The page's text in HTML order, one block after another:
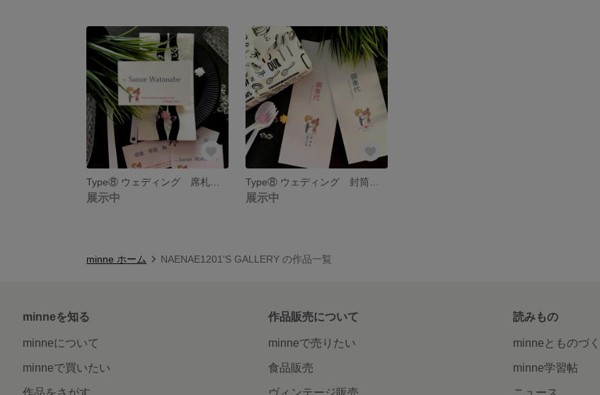
展示中 展示中
minne ホーム NAENAE1201'S GALLERY の作品一覧
minneを知る
minneについて
minneで買いたい
作品をさがす
作品販売について
minneで売りたい
食品販売
ヴィンテージ販売
読みもの
minneとものづ
minne学習帖
ニュース